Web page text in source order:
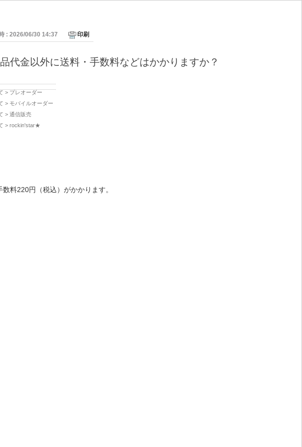
: 2026/06/30 14:37 印刷
金以外に送料・手数料などはかかりますか？
> プレオーダー
> モバイルオーダー
> 通信販売
> rockin'star★
料220円（税込）がかかります。